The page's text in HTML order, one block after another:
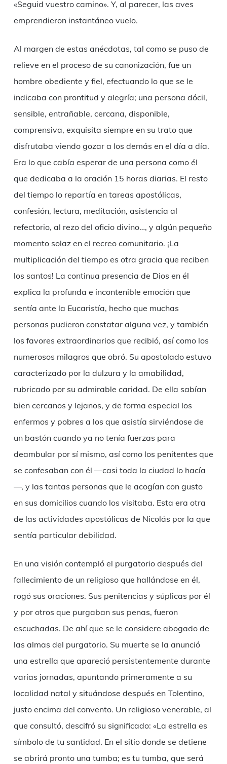
«Seguid vuestro camino». Y, al parecer, las aves
emprendieron instantáneo vuelo.
Al margen de estas anécdotas, tal como se puso de
relieve en el proceso de su canonización, fue un
hombre obediente y fiel, efectuando lo que se le
indicaba con prontitud y alegría; una persona dócil,
sensible, entrañable, cercana, disponible,
comprensiva, exquisita siempre en su trato que
disfrutaba viendo gozar a los demás en el día a día.
Era lo que cabía esperar de una persona como él
que dedicaba a la oración 15 horas diarias. El resto
del tiempo lo repartía en tareas apostólicas,
confesión, lectura, meditación, asistencia al
refectorio, al rezo del oficio divino…, y algún pequeño
momento solaz en el recreo comunitario. ¡La
multiplicación del tiempo es otra gracia que reciben
los santos! La continua presencia de Dios en él
explica la profunda e incontenible emoción que
sentía ante la Eucaristía, hecho que muchas
personas pudieron constatar alguna vez, y también
los favores extraordinarios que recibió, así como los
numerosos milagros que obró. Su apostolado estuvo
caracterizado por la dulzura y la amabilidad,
rubricado por su admirable caridad. De ella sabían
bien cercanos y lejanos, y de forma especial los
enfermos y pobres a los que asistía sirviéndose de
un bastón cuando ya no tenía fuerzas para
deambular por sí mismo, así como los penitentes que
se confesaban con él —casi toda la ciudad lo hacía
—, y las tantas personas que le acogían con gusto
en sus domicilios cuando los visitaba. Esta era otra
de las actividades apostólicas de Nicolás por la que
sentía particular debilidad.
En una visión contempló el purgatorio después del
fallecimiento de un religioso que hallándose en él,
rogó sus oraciones. Sus penitencias y súplicas por él
y por otros que purgaban sus penas, fueron
escuchadas. De ahí que se le considere abogado de
las almas del purgatorio. Su muerte se la anunció
una estrella que apareció persistentemente durante
varias jornadas, apuntando primeramente a su
localidad natal y situándose después en Tolentino,
justo encima del convento. Un religioso venerable, al
que consultó, descifró su significado: «La estrella es
símbolo de tu santidad. En el sitio donde se detiene
se abrirá pronto una tumba; es tu tumba, que será